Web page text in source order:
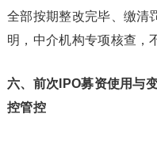
全部按期整改完毕、缴清
明，中介机构专项核查，
六、前次IPO募资使用与
控管控